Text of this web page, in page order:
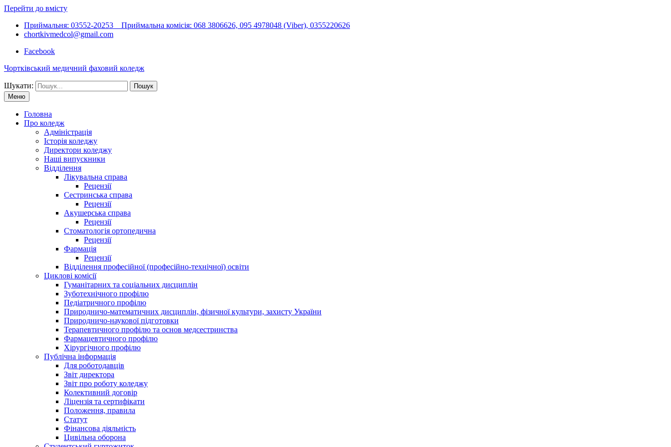
Перейти до вмісту
Приймальня: 03552-20253 Приймальна комісія: 068 3806626, 095 4978048 (Viber), 0355220626
chortkivmedcol@gmail.com
Facebook
Чортківський медичний фаховий коледж
Шукати:
Меню
Головна
Про коледж
Адміністрація
Історія коледжу
Директори коледжу
Наші випускники
Відділення
Лікувальна справа
Рецензії
Сестринська справа
Рецензії
Акушерська справа
Рецензії
Стоматологія ортопедична
Рецензії
Фармація
Рецензії
Відділення професійної (професійно-технічної) освіти
Циклові комісії
Гуманітарних та соціальних дисциплін
Зуботехнічного профілю
Педіатричного профілю
Природничо-математичних дисциплін, фізичної культури, захисту України
Природничо-наукової підготовки
Терапевтичного профілю та основ медсестринства
Фармацевтичного профілю
Хірургічного профілю
Публічна інформація
Для роботодавців
Звіт директора
Звіт про роботу коледжу
Колективний договір
Ліцензія та сертифікати
Положення, правила
Статут
Фінансова діяльність
Цивільна оборона